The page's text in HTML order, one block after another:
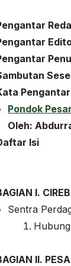
Pondok
Oleh:
Isi
I.
Sentra
II.